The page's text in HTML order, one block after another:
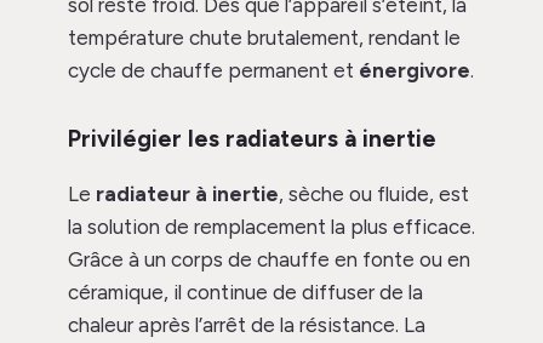
température chute brutalement, rendant le
cycle de chauffe permanent et énergivore.
Privilégier les radiateurs à inertie
Le radiateur à inertie, sèche ou fluide, est
la solution de remplacement la plus efficace.
Grâce à un corps de chauffe en fonte ou en
céramique, il continue de diffuser de la
chaleur après l’arrêt de la résistance. La